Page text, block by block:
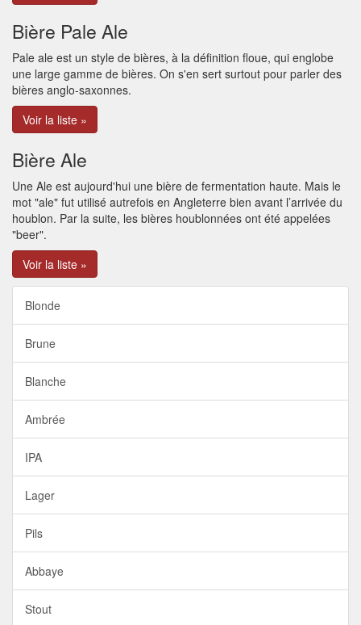
Bière Pale Ale
Pale ale est un style de bières, à la définition floue, qui englobe
une large gamme de bières. On s'en sert surtout pour parler des
bières anglo-saxonnes.
Voir la liste »
Bière Ale
Une Ale est aujourd'hui une bière de fermentation haute. Mais le
mot "ale" fut utilisé autrefois en Angleterre bien avant l’arrivée du
houblon. Par la suite, les bières houblonnées ont été appelées
"beer".
Voir la liste »
Blonde
Brune
Blanche
Ambrée
IPA
Lager
Pils
Abbaye
Stout